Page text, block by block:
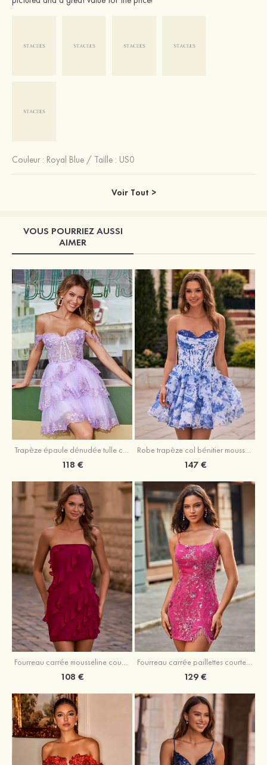
Couleur : Royal Blue / Taille : US0
Voir Tout >
VOUS POURRIEZ AUSSI
AIMER
Trapèze épaule dénudée tulle courte/mini robe de fête de la rentrée avec paillettes
118 €
Robe trapèze col bénitier mousseline courte/mini robe de fête de la rentrée avec appliqué
147 €
Fourreau carrée mousseline courte/mini robe de fête de la rentré avec volants
108 €
Fourreau carrée paillettes courte/mini robe de fête de la rentrée
129 €